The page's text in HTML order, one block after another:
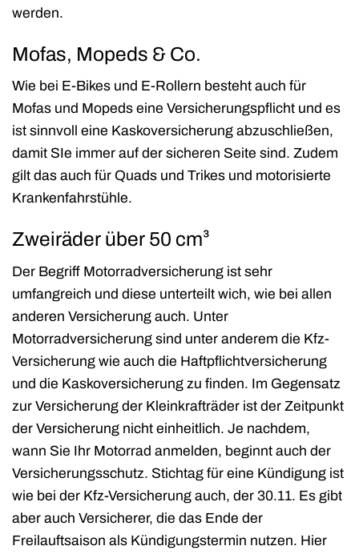
werden.
Mofas, Mopeds & Co.
Wie bei E-Bikes und E-Rollern besteht auch für
Mofas und Mopeds eine Versicherungspflicht und es
ist sinnvoll eine Kaskoversicherung abzuschließen,
damit SIe immer auf der sicheren Seite sind. Zudem
gilt das auch für Quads und Trikes und motorisierte
Krankenfahrstühle.
Zweiräder über 50 cm³
Der Begriff Motorradversicherung ist sehr
umfangreich und diese unterteilt wich, wie bei allen
anderen Versicherung auch. Unter
Motorradversicherung sind unter anderem die Kfz-
Versicherung wie auch die Haftpflichtversicherung
und die Kaskoversicherung zu finden. Im Gegensatz
zur Versicherung der Kleinkrafträder ist der Zeitpunkt
der Versicherung nicht einheitlich. Je nachdem,
wann Sie Ihr Motorrad anmelden, beginnt auch der
Versicherungsschutz. Stichtag für eine Kündigung ist
wie bei der Kfz-Versicherung auch, der 30.11. Es gibt
aber auch Versicherer, die das Ende der
Freilauftsaison als Kündigungstermin nutzen. Hier